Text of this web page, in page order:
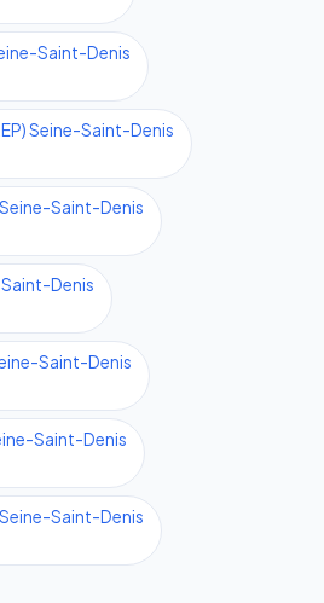
Saint-Denis
Seine-Saint-Denis
Saint-Denis
Denis
Saint-Denis
Saint-Denis
Seine-Saint-Denis